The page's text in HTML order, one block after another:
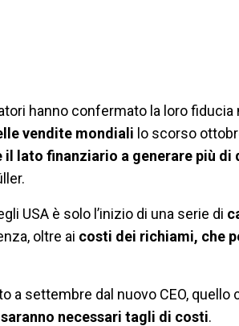
hanno confermato la loro
vendite mondiali lo scorso
il lato finanziario a generare più di
USA è solo l’inizio di una serie di
oltre ai costi dei richiami, che
a settembre dal nuovo CEO,
saranno necessari tagli di costi.